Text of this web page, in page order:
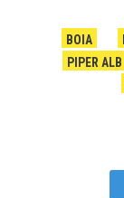
BOIA
PIPER ALB